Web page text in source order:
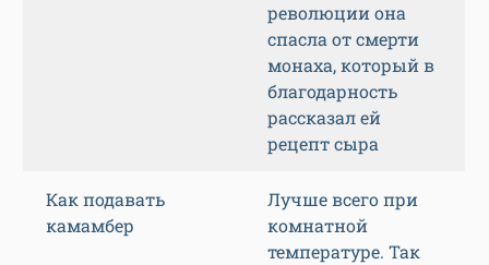
революции она
спасла от смерти
монаха, который в
благодарность
рассказал ей
рецепт сыра
Как подавать
камамбер
Лучше всего при
комнатной
температуре. Так